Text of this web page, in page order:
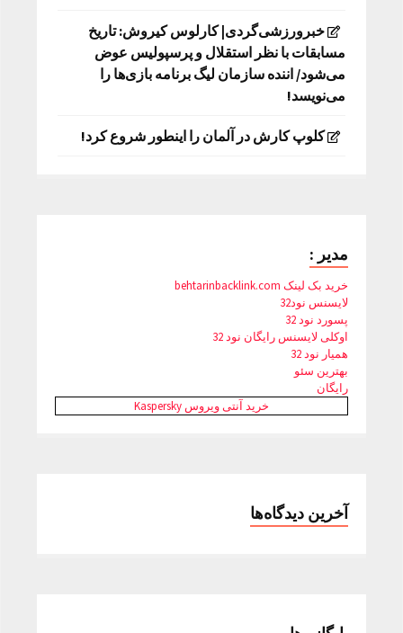
خبرورزشی‌گردی| کارلوس کیروش: تاریخ
مسابقات با نظر استقلال و پرسپولیس عوض
می‌شود/ اننده سازمان لیگ برنامه بازی‌ها را
می‌نویسد!
کلوپ کارش در آلمان را اینطور شروع کرد!
مدیر :
خرید بک لینک behtarinbacklink.com
لایسنس نود32
پسورد نود 32
اوکلی لایسنس رایگان نود 32
همیار نود 32
بهترین سئو
رایگان
خرید آنتی ویروس Kaspersky
آخرین دیدگاه‌ها